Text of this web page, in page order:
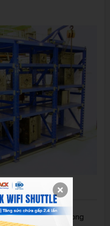
phần quan trọng trong